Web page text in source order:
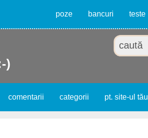
poze bancuri teste
)
comentarii categorii pt. site-ul tău